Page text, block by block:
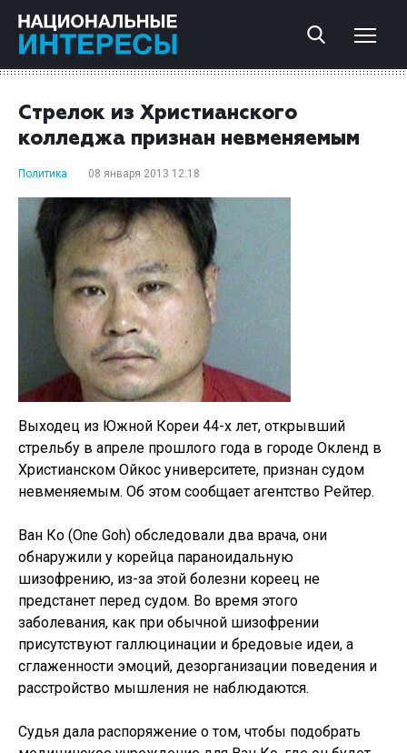
Стрелок из Христианского
колледжа признан невменяемым
Политика 08 января 2013 12:18
Выходец из Южной Кореи 44-х лет, открывший
стрельбу в апреле прошлого года в городе Окленд в
Христианском Ойкос университете, признан судом
невменяемым. Об этом сообщает агентство Рейтер.
Ван Ко (One Goh) обследовали два врача, они
обнаружили у корейца параноидальную
шизофрению, из-за этой болезни кореец не
предстанет перед судом. Во время этого
заболевания, как при обычной шизофрении
присутствуют галлюцинации и бредовые идеи, а
сглаженности эмоций, дезорганизации поведения и
расстройство мышления не наблюдаются.
Судья дала распоряжение о том, чтобы подобрать